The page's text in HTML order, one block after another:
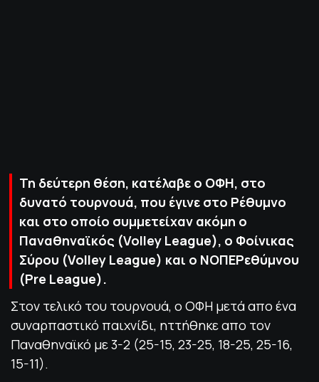
Τη δεύτερη θέση, κατέλαβε ο ΟΦΗ, στο
δυνατό τουρνουά, που έγινε στο Ρέθυμνο
και στο οποίο συμμετείχαν ακόμη ο
Παναθηναϊκός (Volley League), o Φοίνικας
Σύρου (Volley League) και ο ΝΟΠΕΡεθύμνου
(Pre League).
Στον τελικό του τουρνουά, ο ΟΦΗ μετά απο ένα
συναρπαστικό παιχνίδι, ηττήθηκε απο τον
Παναθηναϊκό με 3-2 (25-15, 23-25, 18-25, 25-16,
15-11).